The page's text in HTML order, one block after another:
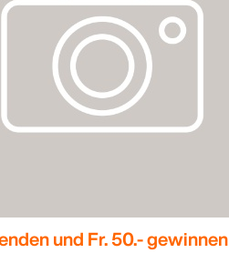
und Fr. 50.- gewinnen